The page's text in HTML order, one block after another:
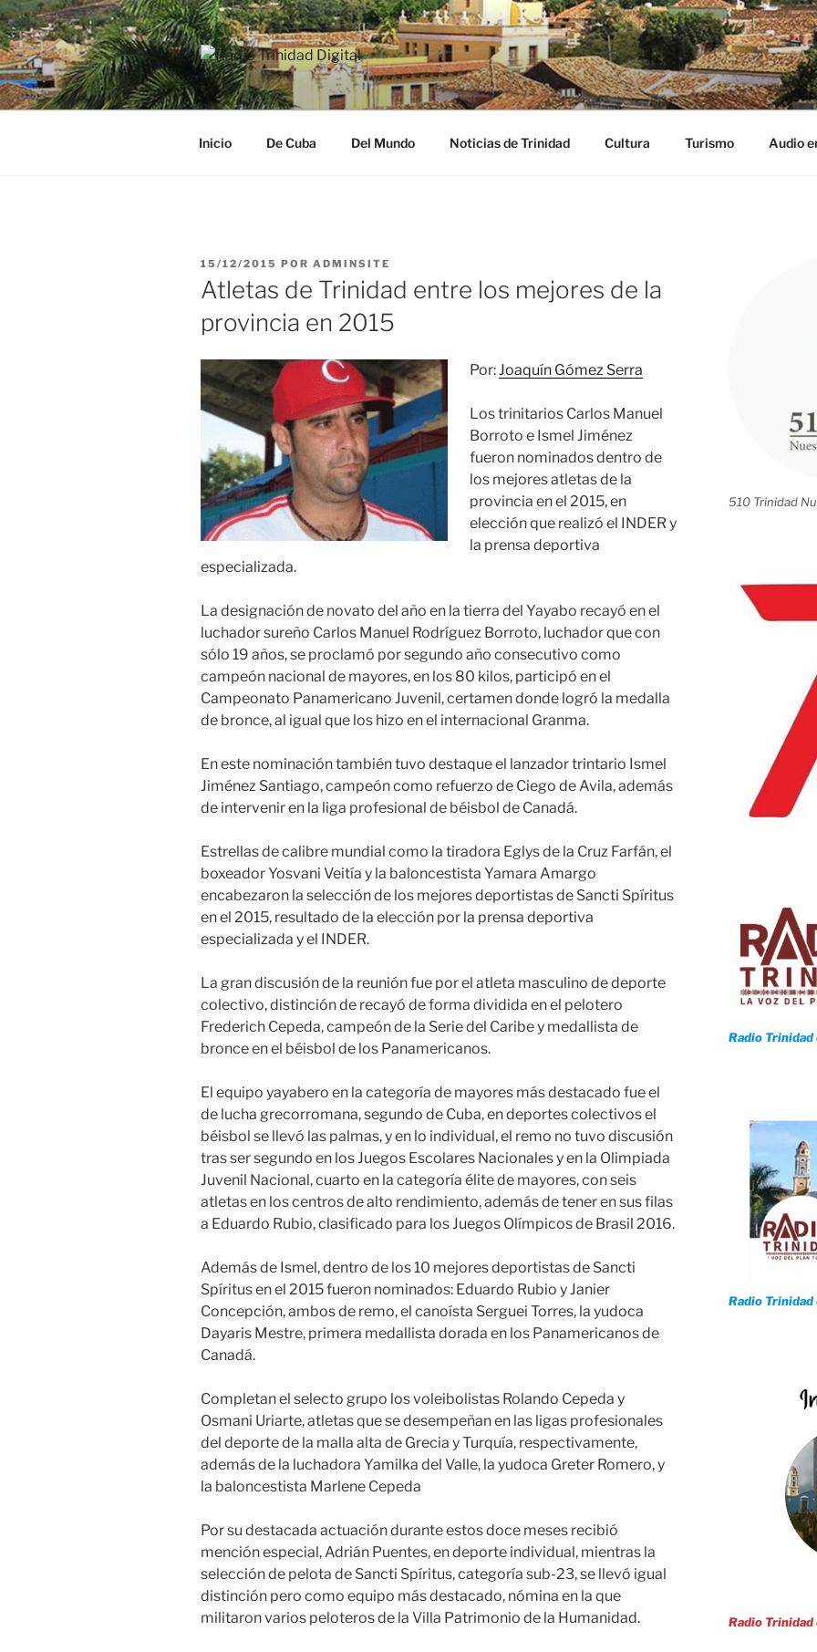
Saltar
al
contenido
RADIO TRINIDAD DIGITAL
Desde la Ciudad Museo del Caribe
Inicio De Cuba Del Mundo Noticias de Trinidad Cultura Turismo Audio
PUBLICADO
15/12/2015 POR ADMINSITE
Atletas de Trinidad entre los mejores de la
provincia en 2015
Por:Joaquín Gómez Serra
Los trinitarios Carlos Manuel
Borroto e Ismel Jiménez
fueron nominados dentro de
los mejores atletas de la
provincia en el 2015, en
elección que realizó el INDER y
la prensa deportiva
especializada.
La designación de novato del año en la tierra del Yayabo recayó en el
luchador sureño Carlos Manuel Rodríguez Borroto, luchador que con
sólo 19 años, se proclamó por segundo año consecutivo como
campeón nacional de mayores, en los 80 kilos, participó en el
Campeonato Panamericano Juvenil, certamen donde logró la medalla
de bronce, al igual que los hizo en el internacional Granma.
En este nominación también tuvo destaque el lanzador trintario Ismel
Jiménez Santiago, campeón como refuerzo de Ciego de Avila, además
de intervenir en la liga profesional de béisbol de Canadá.
Estrellas de calibre mundial como la tiradora Eglys de la Cruz Farfán, el
boxeador Yosvani Veitía y la baloncestista Yamara Amargo
encabezaron la selección de los mejores deportistas de Sancti Spíritus
en el 2015, resultado de la elección por la prensa deportiva
especializada y el INDER.
La gran discusión de la reunión fue por el atleta masculino de deporte
colectivo, distinción de recayó de forma dividida en el pelotero
Frederich Cepeda, campeón de la Serie del Caribe y medallista de
bronce en el béisbol de los Panamericanos.
El equipo yayabero en la categoría de mayores más destacado fue el
de lucha grecorromana, segundo de Cuba, en deportes colectivos el
béisbol se llevó las palmas, y en lo individual, el remo no tuvo discusión
tras ser segundo en los Juegos Escolares Nacionales y en la Olimpiada
Juvenil Nacional, cuarto en la categoría élite de mayores, con seis
atletas en los centros de alto rendimiento, además de tener en sus filas
a Eduardo Rubio, clasificado para los Juegos Olímpicos de Brasil 2016.
Además de Ismel, dentro de los 10 mejores deportistas de Sancti
Spíritus en el 2015 fueron nominados: Eduardo Rubio y Janier
Concepción, ambos de remo, el canoísta Serguei Torres, la yudoca
Dayaris Mestre, primera medallista dorada en los Panamericanos de
Canadá.
Completan el selecto grupo los voleibolistas Rolando Cepeda y
Osmani Uriarte, atletas que se desempeñan en las ligas profesionales
del deporte de la malla alta de Grecia y Turquía, respectivamente,
además de la luchadora Yamilka del Valle, la yudoca Greter Romero, y
la baloncestista Marlene Cepeda
Por su destacada actuación durante estos doce meses recibió
mención especial, Adrián Puentes, en deporte individual, mientras la
selección de pelota de Sancti Spíritus, categoría sub-23, se llevó igual
distinción pero como equipo más destacado, nómina en la que
militaron varios peloteros de la Villa Patrimonio de la Humanidad.
510 Trinidad
Radio Trinidad
Radio
Radio Trinidad